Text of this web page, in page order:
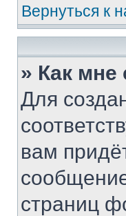
Вернуться к
» Как мне
Для
вам
страниц